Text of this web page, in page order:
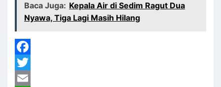
Baca Juga: Kepala Air di Sedim Ragut Dua
Nyawa, Tiga Lagi Masih Hilang
Facebook
Twitter